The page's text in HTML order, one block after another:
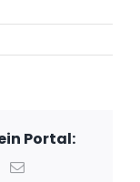
Portal:
Email